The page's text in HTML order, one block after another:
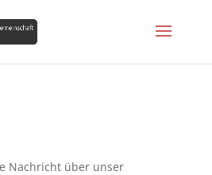
Nachricht über unser